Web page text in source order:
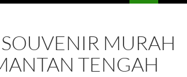
MURAH
TENGAH